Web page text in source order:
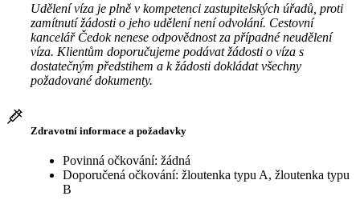
Udělení víza je plně v kompetenci zastupitelských úřadů, proti
zamítnutí žádosti o jeho udělení není odvolání. Cestovní
kancelář Čedok nenese odpovědnost za případné neudělení
víza. Klientům doporučujeme podávat žádosti o víza s
dostatečným předstihem a k žádosti dokládat všechny
požadované dokumenty.
Zdravotní informace a požadavky
Povinná očkování: žádná
Doporučená očkování: žloutenka typu A, žloutenka typu
B